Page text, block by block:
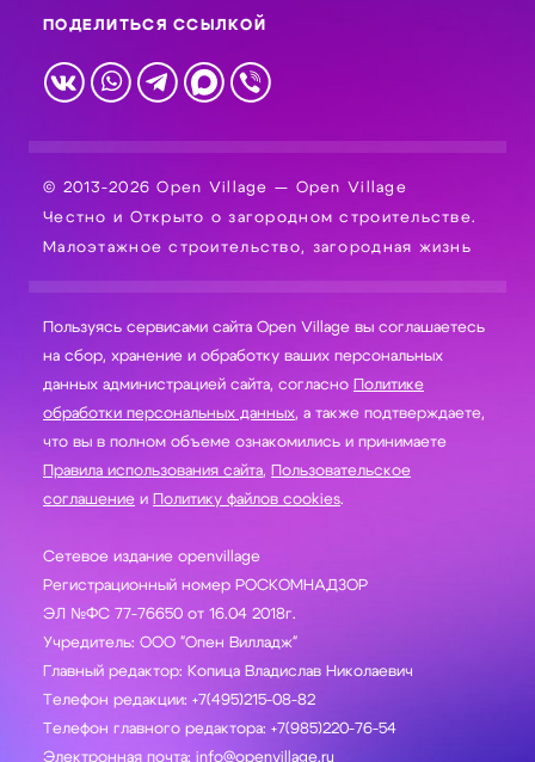
ПОДЕЛИТЬСЯ ССЫЛКОЙ
© 2013-2026 Open Village — Open Village
Честно и Открыто о загородном строительстве.
Малоэтажное строительство, загородная жизнь
Пользуясь сервисами сайта Open Village вы соглашаетесь
на сбор, хранение и обработку ваших персональных
данных администрацией сайта, согласно Политике
обработки персональных данных, а также подтверждаете,
что вы в полном объеме ознакомились и принимаете
Правила использования сайта, Пользовательское
соглашение и Политику файлов cookies.
Сетевое издание openvillage
Регистрационный номер РОСКОМНАДЗОР
ЭЛ №ФС 77-76650 от 16.04 2018г.
Учредитель: ООО "Опен Вилладж"
Главный редактор: Копица Владислав Николаевич
Телефон редакции: +7(495)215-08-82
Телефон главного редактора: +7(985)220-76-54
Электронная почта: info@openvillage.ru